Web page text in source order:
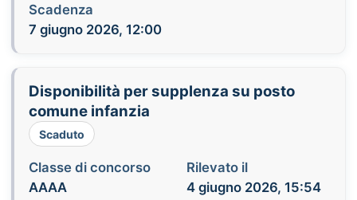
Scadenza
7 giugno 2026, 12:00
Disponibilità per supplenza su posto
comune infanzia
Scaduto
Classe di concorso
AAAA
Rilevato il
4 giugno 2026, 15:54